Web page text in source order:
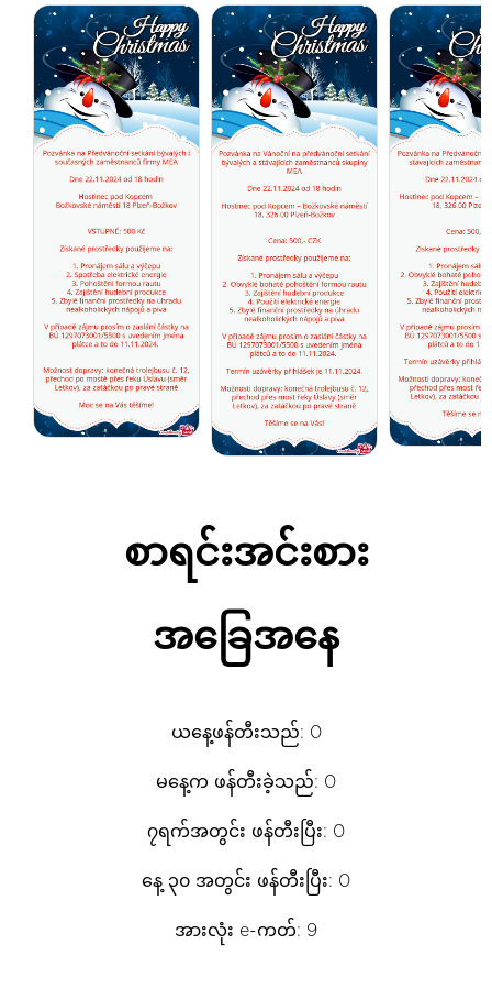
စာရင်းအင်းစား
အခြေအနေ
ယနေ့ဖန်တီးသည်: 0
မနေ့က ဖန်တီးခဲ့သည်: 0
၇ရက်အတွင်း ဖန်တီးပြီး: 0
နေ့ ၃၀ အတွင်း ဖန်တီးပြီး: 0
အားလုံး e-ကတ်: 9